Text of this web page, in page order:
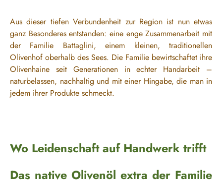
Aus dieser tiefen Verbundenheit zur Region ist nun etwas
ganz Besonderes entstanden: eine enge Zusammenarbeit mit
der Familie Battaglini, einem kleinen, traditionellen
Olivenhof oberhalb des Sees. Die Familie bewirtschaftet ihre
Olivenhaine seit Generationen in echter Handarbeit –
naturbelassen, nachhaltig und mit einer Hingabe, die man in
jedem ihrer Produkte schmeckt.
Wo Leidenschaft auf Handwerk trifft
Das native Olivenöl extra der Familie